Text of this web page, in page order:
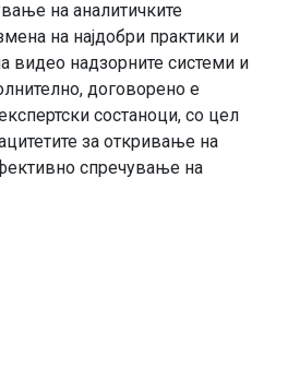
на аналитичките
на најдобри практики и
видео надзорните системи и
договорено е
состаноци, со цел
за откривање на
спречување на